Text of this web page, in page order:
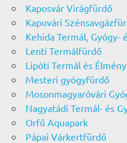
Kaposvár Virágfürdő
Kapuvári
Kehida Termál, Gyógy-
Lenti Termálfürdő
Lipóti Termál és
Mesteri gyógyfürdő
Mosonmagyaróvári
Nagyatádi Termál- és
Orfű Aquapark
Pápai Várkertfürdő